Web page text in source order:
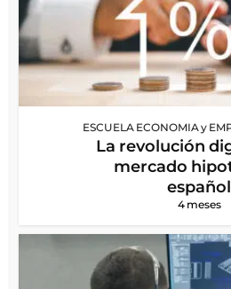
ESCUELA ECONOMIA y
La revolución
mercado
español
4 meses